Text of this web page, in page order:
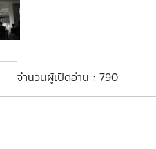
จำนวนผู้เปิดอ่าน : 790